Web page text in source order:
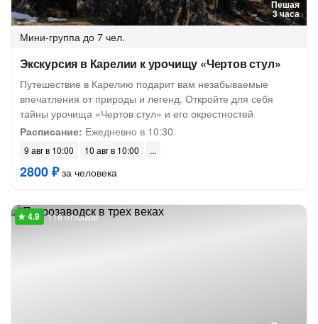
Пешая
3 часа
Мини-группа до 7 чел.
Экскурсия в Карелии к урочищу «Чертов стул»
Путешествие в Карелию подарит вам незабываемые
впечатления от природы и легенд. Откройте для себя
тайны урочища «Чертов стул» и его окрестностей
Расписание: Ежедневно в 10:30
9 авг в 10:00 10 авг в 10:00
2800 ₽за человека
116 отзывов